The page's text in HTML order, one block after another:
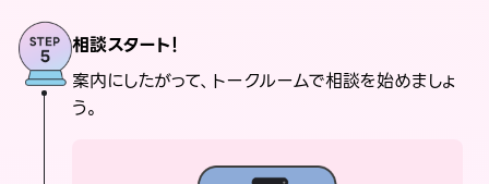
相談スタート！
案内にしたがって、トークルームで相談を始めましょ
う。